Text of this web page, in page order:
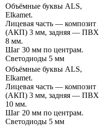
Объёмные буквы ALS,
Elkamet.
Лицевая часть — композит
(АКП) 3 мм, задняя — ПВХ
8 мм.
Шаг 30 мм по центрам.
Светодиоды 5 мм
Объёмные буквы ALS,
Elkamet.
Лицевая часть — композит
(АКП) 3 мм, задняя — ПВХ
10 мм.
Шаг 20 мм по центрам.
Светодиоды 5 мм